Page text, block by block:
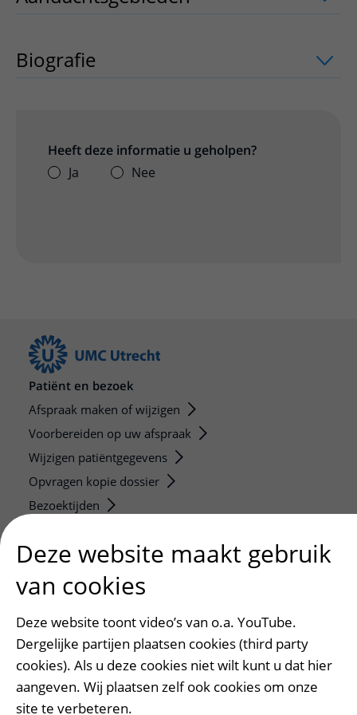
Biografie
Heeft deze informatie u geholpen?
Ja
Nee
Patiënt en bezoek
Afspraak maken of wijzigen
Voorbereiden op uw afspraak
Wijzigen patiëntgegevens
Opvragen kopie dossier
Bezoektijden
Onderwijs en onderzoek
De Nieuwe Utrechtse School
Stage en opleidingsplaatsen
Research
Strategic programs
Research groups
Deze website maakt gebruik
van cookies
Deze website toont video’s van o.a. YouTube.
Dergelijke partijen plaatsen cookies (third party
cookies). Als u deze cookies niet wilt kunt u dat hier
aangeven. Wij plaatsen zelf ook cookies om onze
site te verbeteren.